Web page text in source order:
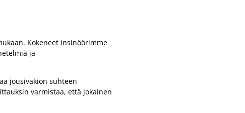
Kokeneet insinöörimme
ja
jousivakion suhteen
varmistaa, että jokainen